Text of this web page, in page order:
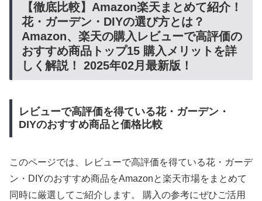
【徹底比較】Amazon楽天まとめて紹介！
花・ガーデン・DIYの選び方とは？
Amazon、楽天の購入レビューで高評価の
おすすめ商品トップ15 購入メリットを詳
しく解説！ 2025年02月最新版！
レビューで高評価を得ている花・ガーデン・
DIYのおすすめ商品と価格比較
このページでは、レビューで高評価を得ている花・ガーデ
ン・DIYのおすすめ商品をAmazonと楽天市場をまとめて
同時に厳選してご紹介します。 購入の参考にぜひご活用